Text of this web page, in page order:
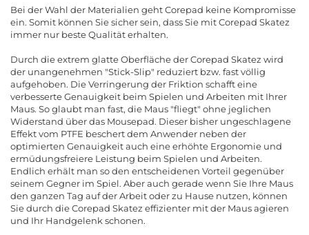
Bei der Wahl der Materialien geht Corepad keine Kompromisse
ein. Somit können Sie sicher sein, dass Sie mit Corepad Skatez
immer nur beste Qualität erhalten.
Durch die extrem glatte Oberfläche der Corepad Skatez wird
der unangenehmen "Stick-Slip" reduziert bzw. fast völlig
aufgehoben. Die Verringerung der Friktion schafft eine
verbesserte Genauigkeit beim Spielen und Arbeiten mit Ihrer
Maus. So glaubt man fast, die Maus "fliegt" ohne jeglichen
Widerstand über das Mousepad. Dieser bisher ungeschlagene
Effekt vom PTFE beschert dem Anwender neben der
optimierten Genauigkeit auch eine erhöhte Ergonomie und
ermüdungsfreiere Leistung beim Spielen und Arbeiten.
Endlich erhält man so den entscheidenen Vorteil gegenüber
seinem Gegner im Spiel. Aber auch gerade wenn Sie Ihre Maus
den ganzen Tag auf der Arbeit oder zu Hause nutzen, können
Sie durch die Corepad Skatez effizienter mit der Maus agieren
und Ihr Handgelenk schonen.